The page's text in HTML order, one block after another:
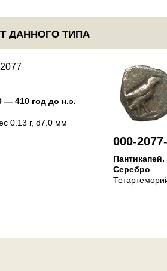
ДАННОГО ТИПА
— 410 год до н.э.
0.13 г, d7.0 мм
000-
Пантикапей.
Серебро